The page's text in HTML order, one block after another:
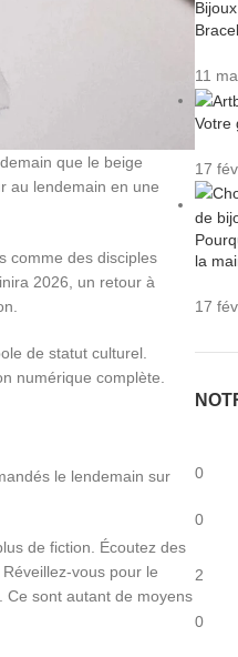
que le beige
au lendemain en une
comme des disciples
2026, un retour à
de statut culturel.
numérique complète.
le lendemain sur
de fiction. Écoutez des
vous pour le
Ce sont autant de moyens
11
Votre
17
la
17
0
0
2
0